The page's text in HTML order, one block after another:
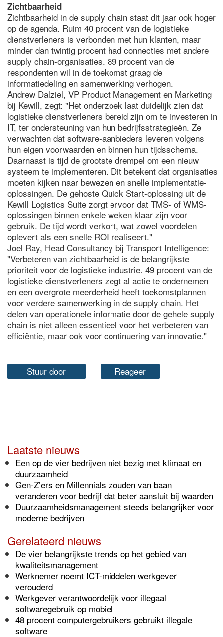
Zichtbaarheid
Zichtbaarheid in de supply chain staat dit jaar ook hoger
op de agenda. Ruim 40 procent van de logistieke
dienstverleners is verbonden met hun klanten, maar
minder dan twintig procent had connecties met andere
supply chain-organisaties. 89 procent van de
respondenten wil in de toekomst graag de
informatiedeling en samenwerking verhogen.
Andrew Dalziel, VP Product Management en Marketing
bij Kewill, zegt: "Het onderzoek laat duidelijk zien dat
logistieke dienstverleners bereid zijn om te investeren in
IT, ter ondersteuning van hun bedrijfsstrategieën. Ze
verwachten dat software-aanbieders leveren volgens
hun eigen voorwaarden en binnen hun tijdsschema.
Daarnaast is tijd de grootste drempel om een nieuw
systeem te implementeren. Dit betekent dat organisaties
moeten kijken naar bewezen en snelle implementatie-
oplossingen. De gehoste Quick Start-oplossing uit de
Kewill Logistics Suite zorgt ervoor dat TMS- of WMS-
oplossingen binnen enkele weken klaar zijn voor
gebruik. De tijd wordt verkort, wat zowel voordelen
oplevert als een snelle ROI realiseert."
Joel Ray, Head Consultancy bij Transport Intelligence:
"Verbeteren van zichtbaarheid is de belangrijkste
prioriteit voor de logistieke industrie. 49 procent van de
logistieke dienstverleners zegt al actie te ondernemen
en een overgrote meerderheid heeft toekomstplannen
voor verdere samenwerking in de supply chain. Het
delen van operationele informatie door de gehele supply
chain is niet alleen essentieel voor het verbeteren van
efficiëntie, maar ook voor continuering van innovatie."
Stuur door Reageer
Laatste nieuws
Een op de vier bedrijven niet bezig met klimaat en
duurzaamheid
Gen-Z’ers en Millennials zouden van baan
veranderen voor bedrijf dat beter aansluit bij waarden
Duurzaamheidsmanagement steeds belangrijker voor
moderne bedrijven
Gerelateerd nieuws
De vier belangrijkste trends op het gebied van
kwaliteitsmanagement
Werknemer noemt ICT-middelen werkgever
verouderd
Werkgever verantwoordelijk voor illegaal
softwaregebruik op mobiel
48 procent computergebruikers gebruikt illegale
software